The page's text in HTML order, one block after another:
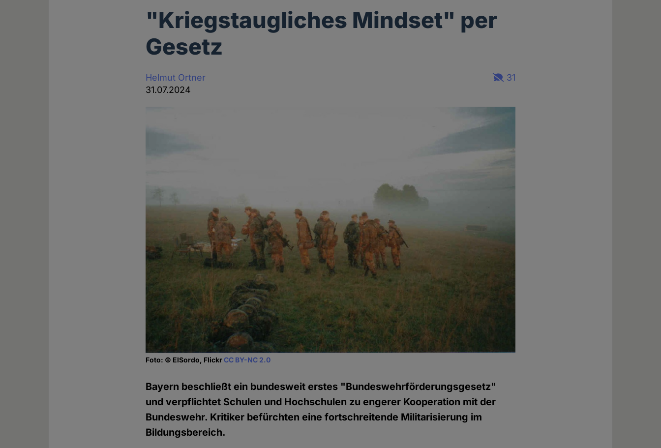
"Kriegstaugliches Mindset" per
Gesetz
Helmut Ortner
31.07.2024
31
Foto: © ElSordo, FlickrCC BY-NC 2.0
Bayern beschließt ein bundesweit erstes "Bundeswehrförderungsgesetz"
und verpflichtet Schulen und Hochschulen zu engerer Kooperation mit der
Bundeswehr. Kritiker befürchten eine fortschreitende Militarisierung im
Bildungsbereich.